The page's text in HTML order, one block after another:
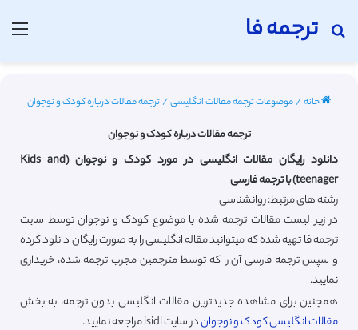
ترجمه فا
جستجو برای
خانه/موضوعات ترجمه مقالات انگلیسی/ترجمه مقالات درباره کودک و نوجوان
ترجمه مقالات درباره کودک و نوجوان
دانلود رایگان مقالات انگلیسی در مورد کودک و نوجوان (Kids and
teenager) با ترجمه فارسی
رشته های مرتبط: روانشناسی
در زیر لیست مقالات ترجمه شده با موضوع کودک و نوجوان توسط سایت
ترجمه فا تهیه شده که میتوانید مقاله انگلیسی را به صورت رایگان دانلود کرده
و سپس ترجمه فارسی آن را که توسط مترجمین مجرب ترجمه شده، خریداری
نمایید.
همچنین برای مشاهده جدیدترین مقالات انگلیسی بدون ترجمه، به بخش
مقالات انگلیسی کودک و نوجواندر سایت isidl مراجعه نمایید.